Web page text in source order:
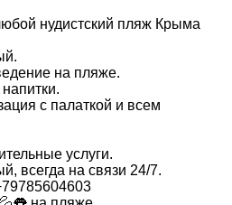
нудистский пляж Крыма
на пляже.
с палаткой и всем
услуги.
всегда на связи 24/7.